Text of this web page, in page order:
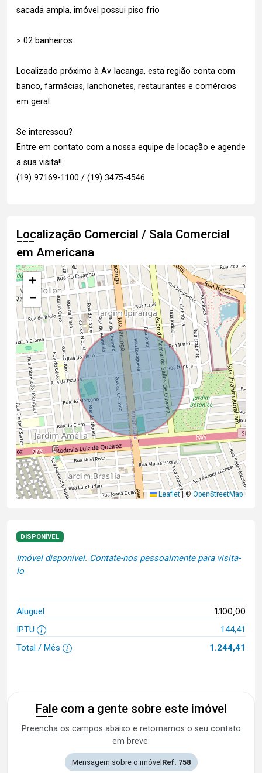
sacada ampla, imóvel possui piso frio
> 02 banheiros.
Localizado próximo à Av Iacanga, esta região conta com
banco, farmácias, lanchonetes, restaurantes e comércios
em geral.
Se interessou?
Entre em contato com a nossa equipe de locação e agende
a sua visita!!
(19) 97169-1100 / (19) 3475-4546
Localização Comercial / Sala Comercial
em Americana
+
−
Leaflet |© OpenStreetMap
DISPONÍVEL
Imóvel disponível. Contate-nos pessoalmente para visita-
lo
Aluguel 1.100,00
IPTU
144,41
Total / Mês
1.244,41
Fale com a gente sobre este imóvel
Preencha os campos abaixo e retornamos o seu contato
em breve.
Mensagem sobre o imóvel Ref. 758